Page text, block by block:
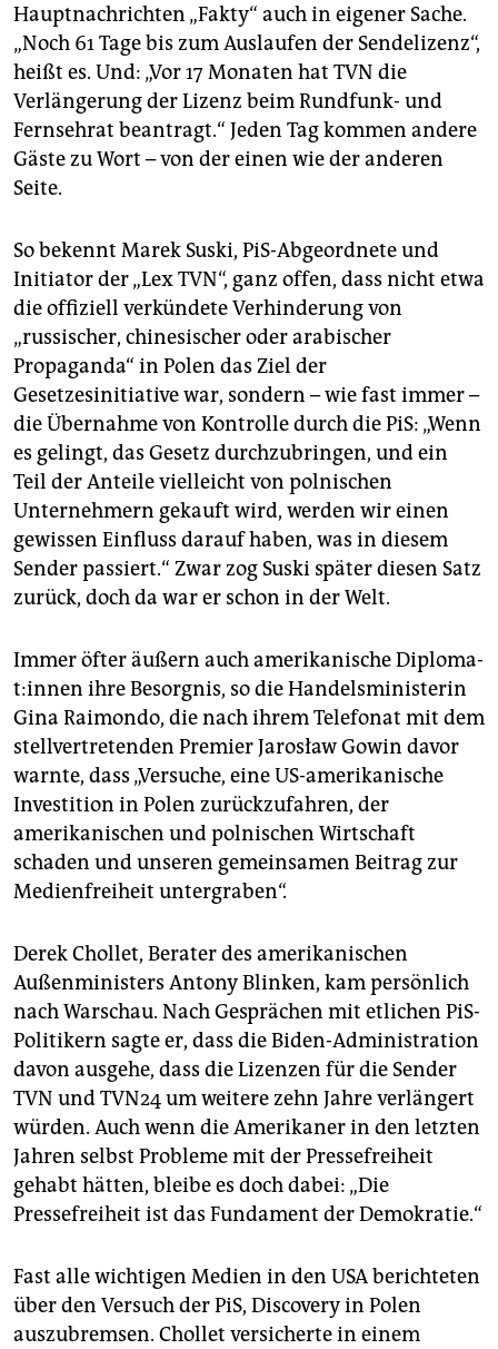
Hauptnachrichten „Fakty“ auch in eigener Sache.
„Noch 61 Tage bis zum Auslaufen der Sendelizenz“,
heißt es. Und: „Vor 17 Monaten hat TVN die
Verlängerung der Lizenz beim Rundfunk- und
Fernsehrat beantragt.“ Jeden Tag kommen andere
Gäste zu Wort – von der einen wie der anderen
Seite.
So bekennt Marek Suski, PiS-Abgeordnete und
Initiator der „Lex TVN“, ganz offen, dass nicht etwa
die offiziell verkündete Verhinderung von
„russischer, chinesischer oder arabischer
Propaganda“ in Polen das Ziel der
Gesetzesinitiative war, sondern – wie fast immer –
die Übernahme von Kontrolle durch die PiS: „Wenn
es gelingt, das Gesetz durchzubringen, und ein
Teil der Anteile vielleicht von polnischen
Unternehmern gekauft wird, werden wir einen
gewissen Einfluss darauf haben, was in diesem
Sender passiert.“ Zwar zog Suski später diesen Satz
zurück, doch da war er schon in der Welt.
Immer öfter äußern auch amerikanische Di­plo­ma­
t:in­nen ihre Besorgnis, so die Handelsministerin
Gina Raimondo, die nach ihrem Telefonat mit dem
stellvertretenden Premier Jarosław Gowin davor
warnte, dass „Versuche, eine US-amerikanische
Investition in Polen zurückzufahren, der
amerikanischen und polnischen Wirtschaft
schaden und unseren gemeinsamen Beitrag zur
Medienfreiheit untergraben“.
Derek Chollet, Berater des amerikanischen
Außenministers Antony Blinken, kam persönlich
nach Warschau. Nach Gesprächen mit etlichen PiS-
Politikern sagte er, dass die Biden-Administration
davon ausgehe, dass die Lizenzen für die Sender
TVN und TVN24 um weitere zehn Jahre verlängert
würden. Auch wenn die Amerikaner in den letzten
Jahren selbst Probleme mit der Pressefreiheit
gehabt hätten, bleibe es doch dabei: „Die
Pressefreiheit ist das Fundament der Demokratie.“
Fast alle wichtigen Medien in den USA berichteten
über den Versuch der PiS, Discovery in Polen
auszubremsen. Chollet versicherte in einem